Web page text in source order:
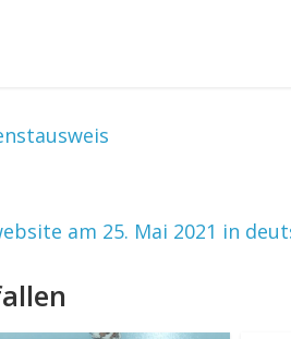
am 25. Mai 2021 in